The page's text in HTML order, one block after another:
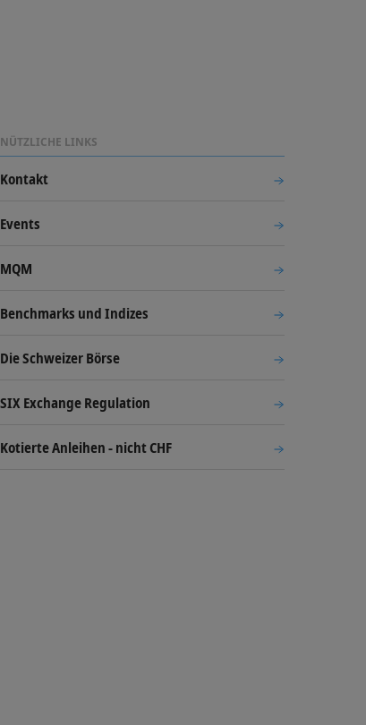
NÜTZLICHE LINKS
Kontakt
Events
MQM
Benchmarks und Indizes
Die Schweizer Börse
SIX Exchange Regulation
Kotierte Anleihen - nicht CHF